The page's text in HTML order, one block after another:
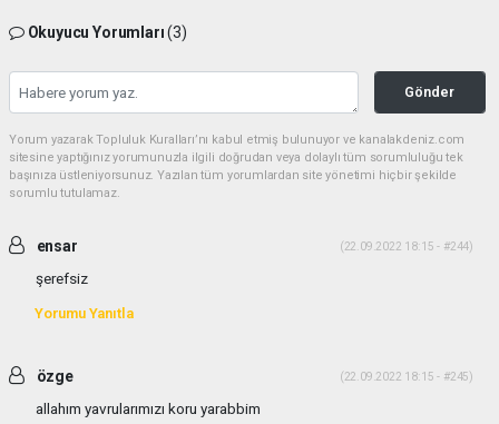
Okuyucu Yorumları(3)
Gönder
Yorum yazarak Topluluk Kuralları’nı kabul etmiş bulunuyor ve kanalakdeniz.com
sitesine yaptığınız yorumunuzla ilgili doğrudan veya dolaylı tüm sorumluluğu tek
başınıza üstleniyorsunuz. Yazılan tüm yorumlardan site yönetimi hiçbir şekilde
sorumlu tutulamaz.
ensar (22.09.2022 18:15 - #244)
şerefsiz
Yorumu Yanıtla
özge (22.09.2022 18:15 - #245)
allahım yavrularımızı koru yarabbim